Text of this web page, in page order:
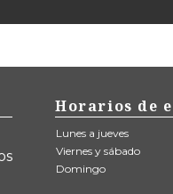
Horarios de
Lunes a jueves
Viernes y sábado
Domingo